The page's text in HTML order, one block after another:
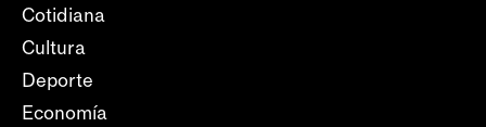
Cotidiana
Cultura
Deporte
Economía